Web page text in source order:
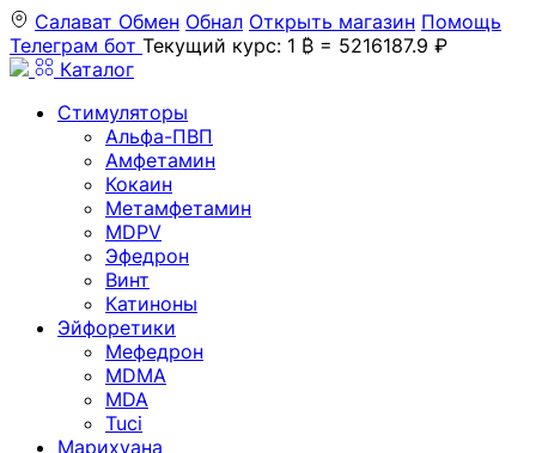
Салават Обмен Обнал Открыть магазин Помощь
Телеграм бот Текущий курс: 1 ₿ = 5216187.9 ₽
Каталог
Стимуляторы
Альфа-ПВП
Амфетамин
Кокаин
Метамфетамин
MDPV
Эфедрон
Винт
Катиноны
Эйфоретики
Мефедрон
MDMA
MDA
Tuci
Марихуана